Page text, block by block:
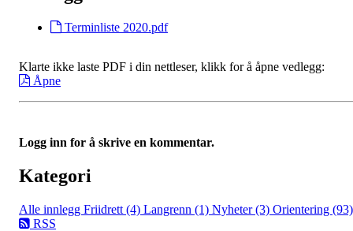
Terminliste 2020.pdf
Klarte ikke laste PDF i din nettleser, klikk for å åpne vedlegg:
Åpne
Logg inn for å skrive en kommentar.
Kategori
Alle innlegg Friidrett (4) Langrenn (1) Nyheter (3) Orientering (93)
RSS